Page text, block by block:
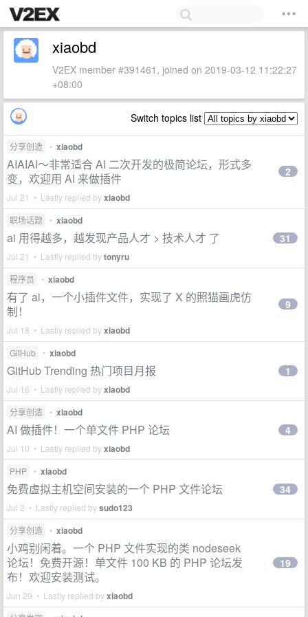
xiaobd
V2EX member #391461, joined on 2019-03-12 11:22:27
+08:00
Switch topics list
分享创造 • xiaobd
AIAIAI～非常适合 AI 二次开发的极简论坛，形式多
变，欢迎用 AI 来做插件
Jul 21 • Lastly replied byxiaobd
2
职场话题 • xiaobd
ai 用得越多，越发现产品人才 > 技术人才 了
Jul 21 • Lastly replied bytonyru
31
程序员 • xiaobd
有了 ai，一个小插件文件，实现了 X 的照猫画虎仿
制！
Jul 18 • Lastly replied byxiaobd
9
GitHub • xiaobd
GitHub Trending 热门项目月报
Jul 16 • Lastly replied byxiaobd
1
分享创造 • xiaobd
AI 做插件！一个单文件 PHP 论坛
Jul 10 • Lastly replied byxiaobd
4
PHP • xiaobd
免费虚拟主机空间安装的一个 PHP 文件论坛
Jul 2 • Lastly replied bysudo123
34
分享创造 • xiaobd
小鸡别闲着。一个 PHP 文件实现的类 nodeseek
论坛！免费开源！单文件 100 KB 的 PHP 论坛发
布！欢迎安装测试。
Jun 29 • Lastly replied byxiaobd
19